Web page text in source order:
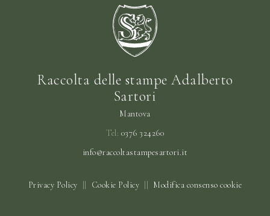
Raccolta delle stampe Adalberto
Sartori
Mantova
Tel: 0376 324260
info@raccoltastampesartori.it
Privacy Policy Cookie Policy Modifica consenso cookie